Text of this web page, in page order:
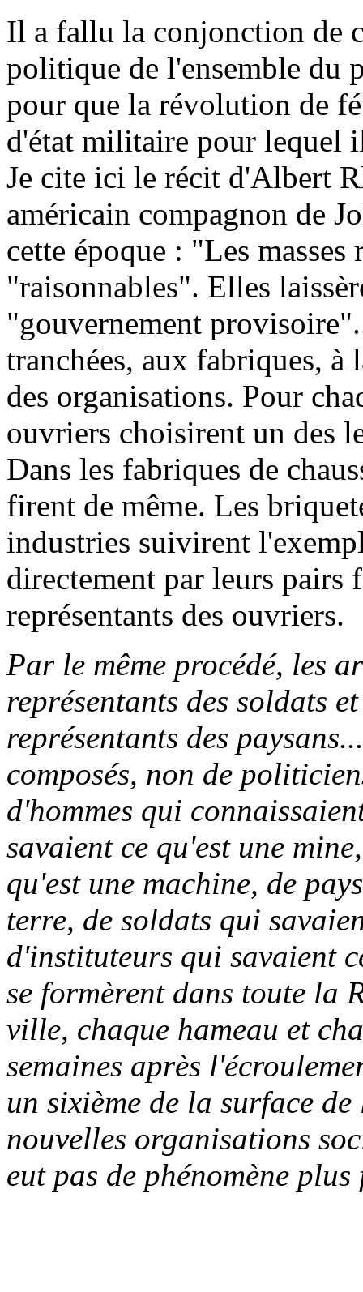
Il a fallu la conjonction de
politique de l'ensemble du
pour que la révolution de
d'état militaire pour lequel
Je cite ici le récit d'Albert
américain compagnon de
cette époque : "Les masses
"raisonnables". Elles
"gouvernement
tranchées, aux fabriques, à
des organisations. Pour
ouvriers choisirent un des
Dans les fabriques de
firent de même. Les
industries suivirent
directement par leurs pairs
représentants des ouvriers.
Par le même procédé, les
représentants des soldats
représentants des
composés, non de
d'hommes qui
savaient ce qu'est une
qu'est une machine, de
terre, de soldats qui
d'instituteurs qui savaient
se formèrent dans toute la
ville, chaque hameau et
semaines après
un sixième de la surface
nouvelles organisations
eut pas de phénomène